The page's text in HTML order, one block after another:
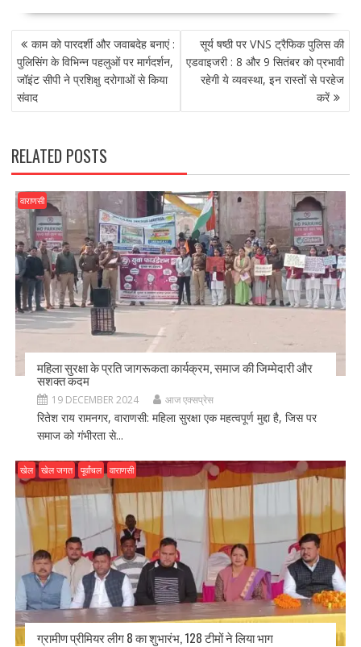
e
b
o
o
k
to
d
o
n
ai
l
ar
e
POST
NAVIGATION
काम को पारदर्शी और जवाबदेह बनाएं :
पुलिसिंग के विभिन्न पहलुओं पर मार्गदर्शन,
जॉइंट सीपी ने प्रशिक्षु दरोगाओं से किया
संवाद
सूर्य षष्ठी पर VNS ट्रैफिक पुलिस की
एडवाइजरी : 8 और 9 सितंबर को प्रभावी
रहेगी ये व्यवस्था, इन रास्तों से परहेज
करें
RELATED POSTS
वाराणसी
महिला सुरक्षा के प्रति जागरूकता कार्यक्रम, समाज की जिम्मेदारी और
सशक्त कदम
19 DECEMBER 2024 आज एक्सप्रेस
रितेश राय रामनगर, वाराणसी: महिला सुरक्षा एक महत्वपूर्ण मुद्दा है, जिस पर
समाज को गंभीरता से...
खेल खेल जगत पूर्वांचल वाराणसी
ग्रामीण प्रीमियर लीग 8 का शुभारंभ, 128 टीमों ने लिया भाग